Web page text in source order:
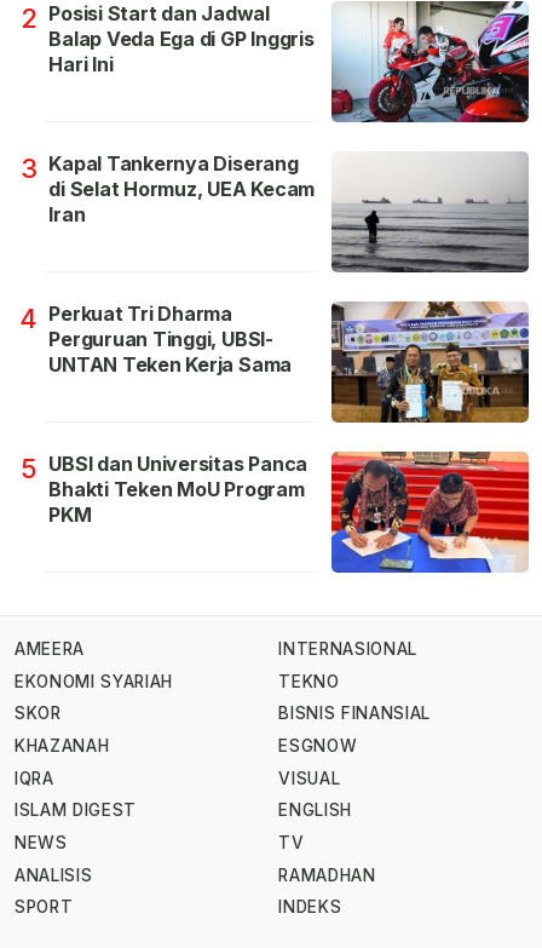
2 Posisi Start dan Jadwal
Balap Veda Ega di GP Inggris
Hari Ini
3 Kapal Tankernya Diserang
di Selat Hormuz, UEA Kecam
Iran
4 Perkuat Tri Dharma
Perguruan Tinggi, UBSI-
UNTAN Teken Kerja Sama
5 UBSI dan Universitas Panca
Bhakti Teken MoU Program
PKM
AMEERA
EKONOMI SYARIAH
SKOR
KHAZANAH
IQRA
ISLAM DIGEST
NEWS
ANALISIS
SPORT
INTERNASIONAL
TEKNO
BISNIS FINANSIAL
ESGNOW
VISUAL
ENGLISH
TV
RAMADHAN
INDEKS